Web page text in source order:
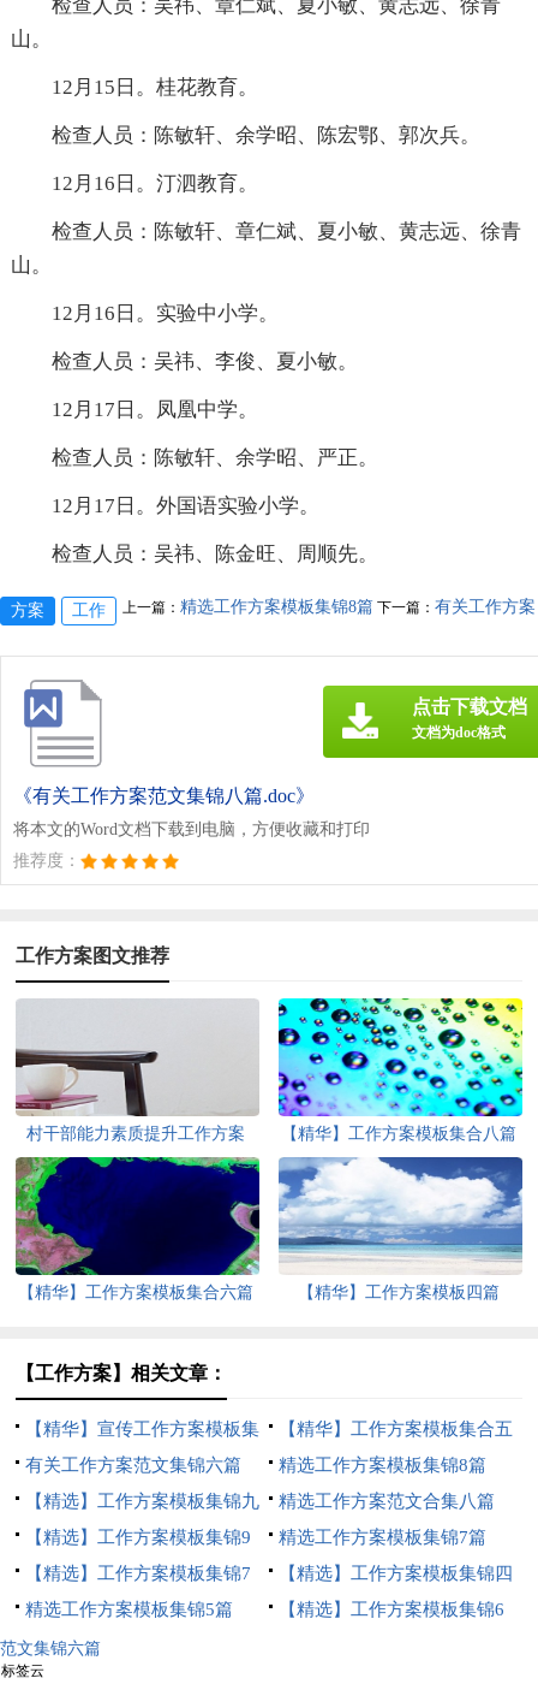
检查人员：吴祎、章仁斌、夏小敏、黄志远、徐青
山。
12月15日。桂花教育。
检查人员：陈敏轩、余学昭、陈宏鄂、郭次兵。
12月16日。汀泗教育。
检查人员：陈敏轩、章仁斌、夏小敏、黄志远、徐青
山。
12月16日。实验中小学。
检查人员：吴祎、李俊、夏小敏。
12月17日。凤凰中学。
检查人员：陈敏轩、余学昭、严正。
12月17日。外国语实验小学。
检查人员：吴祎、陈金旺、周顺先。
方案 工作
《有关工作方案范文集锦八篇.doc》
将本文的Word文档下载到电脑，方便收藏和打印
推荐度：
点击下载文档
文档为doc格式
工作方案图文推荐
村干部能力素质提升工作方案 【精华】工作方案模板集合八篇
【精华】工作方案模板集合六篇 【精华】工作方案模板四篇
【工作方案】相关文章：
【精华】宣传工作方案模板集
合8篇
【精华】工作方案模板集合五
篇
有关工作方案范文集锦六篇
精选工作方案模板集锦8篇
【精选】工作方案模板集锦九
篇
精选工作方案范文合集八篇
【精选】工作方案模板集锦9
篇
精选工作方案模板集锦7篇
【精选】工作方案模板集锦7
篇
【精选】工作方案模板集锦四
篇
精选工作方案模板集锦5篇
【精选】工作方案模板集锦6
上一篇： 精选工作方案模板集锦8篇 下一篇： 有关工作方案
范文集锦六篇
标签云